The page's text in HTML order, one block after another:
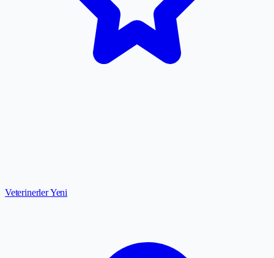
VeterinerlerYeni